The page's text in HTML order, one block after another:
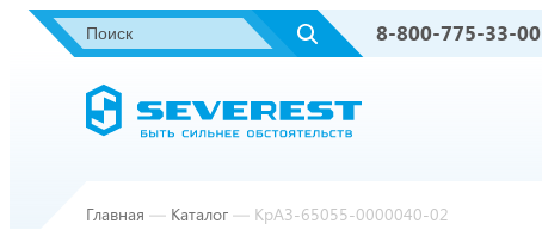
8-800-775-33-00
Главная — Каталог — КрАЗ-65055-0000040-02